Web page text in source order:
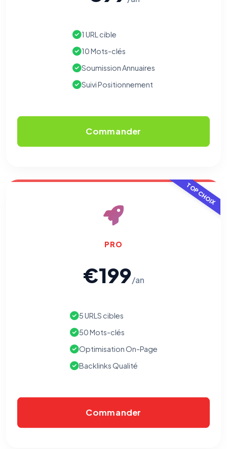
1 URL cible
10 Mots-clés
Soumission Annuaires
Suivi Positionnement
Commander
TOP CHOIX
PRO
€199/an
5 URLS cibles
50 Mots-clés
Optimisation On-Page
Backlinks Qualité
Commander